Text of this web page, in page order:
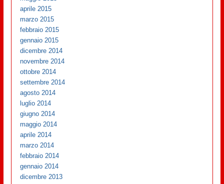
aprile 2015
marzo 2015
febbraio 2015
gennaio 2015
dicembre 2014
novembre 2014
ottobre 2014
settembre 2014
agosto 2014
luglio 2014
giugno 2014
maggio 2014
aprile 2014
marzo 2014
febbraio 2014
gennaio 2014
dicembre 2013